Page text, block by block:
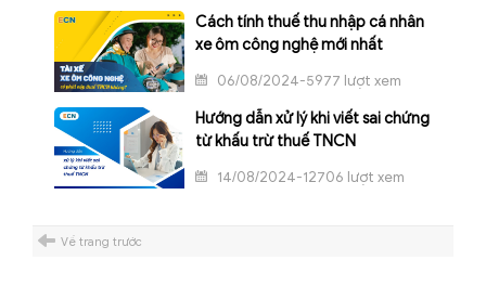
Cách tính thuế thu nhập cá nhân
xe ôm công nghệ mới nhất
06/08/2024-5977 lượt xem
Hướng dẫn xử lý khi viết sai chứng
từ khấu trừ thuế TNCN
14/08/2024-12706 lượt xem
Về trang trước